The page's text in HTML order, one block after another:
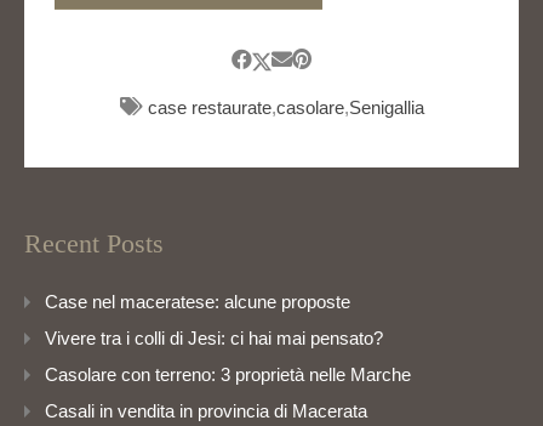
case restaurate,casolare,Senigallia
Recent Posts
Case nel maceratese: alcune proposte
Vivere tra i colli di Jesi: ci hai mai pensato?
Casolare con terreno: 3 proprietà nelle Marche
Casali in vendita in provincia di Macerata